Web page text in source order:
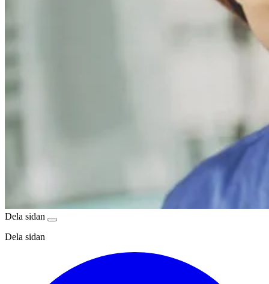
Dela sidan
Dela sidan